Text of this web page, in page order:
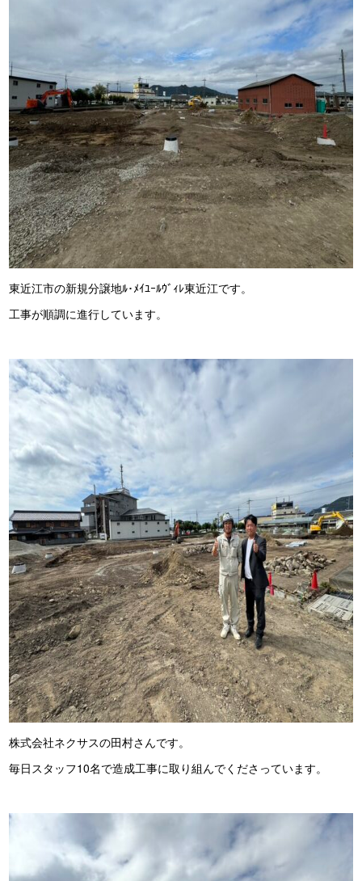
東近江市の新規分譲地ﾙ･ﾒｲﾕｰﾙｳﾞｨﾚ東近江です。
工事が順調に進行しています。
株式会社ネクサスの田村さんです。
毎日スタッフ10名で造成工事に取り組んでくださっています。